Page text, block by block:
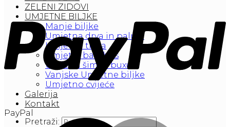
ZELENI ZIDOVI
UMJETNE BILJKE
Manje biljke
Umjetna drva in palme
Umjetna trava
Umjetni bambus
Umjetni šimšir buxusi
Vanjske Umjetne biljke
Umjetno cvijeće
Galerija
Kontakt
Pretraži:
PayPal